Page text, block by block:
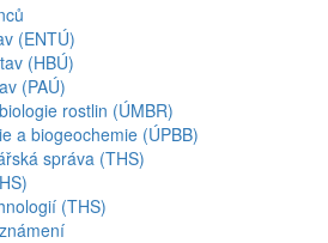
(ENTÚ)
(HBÚ)
(PAÚ)
rostlin (ÚMBR)
a biogeochemie (ÚPBB)
správa (THS)
(THS)